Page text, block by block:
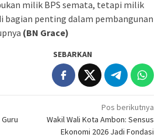
milik BPS semata, tetapi milik
bagian penting dalam pembangunan
(BN Grace)
SEBARKAN
Pos berikutnya
Wakil Wali Kota Ambon: Sensus
Ekonomi 2026 Jadi Fondasi